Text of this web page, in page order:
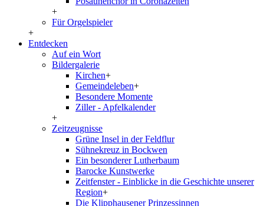
+
Für Orgelspieler
+
Entdecken
Auf ein Wort
Bildergalerie
Kirchen+
Gemeindeleben+
Besondere Momente
Ziller - Apfelkalender
+
Zeitzeugnisse
Grüne Insel in der Feldflur
Sühnekreuz in Bockwen
Ein besonderer Lutherbaum
Barocke Kunstwerke
Zeitfenster - Einblicke in die Geschichte unserer
Region+
Die Klipphausener Prinzessinnen